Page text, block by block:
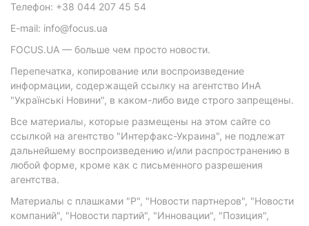
Телефон: +38 044 207 45 54
E-mail: info@focus.ua
FOCUS.UA — больше чем просто новости.
Перепечатка, копирование или воспроизведение
информации, содержащей ссылку на агентство ИнА
"Українські Новини", в каком-либо виде строго запрещены.
Все материалы, которые размещены на этом сайте со
ссылкой на агентство "Интерфакс-Украина", не подлежат
дальнейшему воспроизведению и/или распространению в
любой форме, кроме как с письменного разрешения
агентства.
Материалы с плашками "Р", "Новости партнеров", "Новости
компаний", "Новости партий", "Инновации", "Позиция",